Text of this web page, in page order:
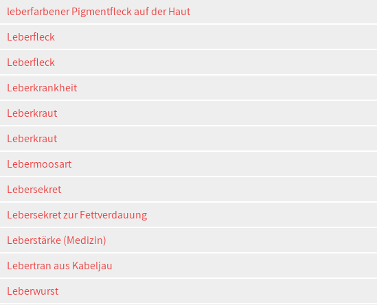
leberfarbener Pigmentfleck auf der Haut
Leberfleck
Leberfleck
Leberkrankheit
Leberkraut
Leberkraut
Lebermoosart
Lebersekret
Lebersekret zur Fettverdauung
Leberstärke (Medizin)
Lebertran aus Kabeljau
Leberwurst